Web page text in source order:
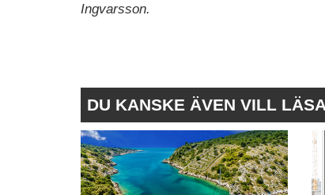
Ingvarsson.
DU KANSKE ÄVEN VILL